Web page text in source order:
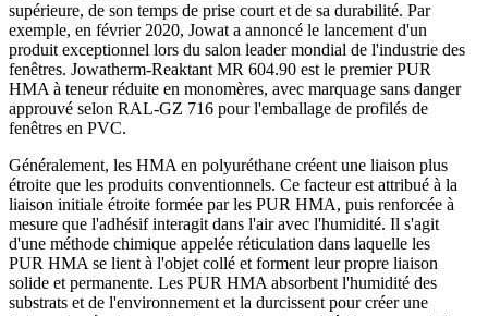
supérieure, de son temps de prise court et de sa durabilité. Par
exemple, en février 2020, Jowat a annoncé le lancement d'un
produit exceptionnel lors du salon leader mondial de l'industrie des
fenêtres. Jowatherm-Reaktant MR 604.90 est le premier PUR
HMA à teneur réduite en monomères, avec marquage sans danger
approuvé selon RAL-GZ 716 pour l'emballage de profilés de
fenêtres en PVC.
Généralement, les HMA en polyuréthane créent une liaison plus
étroite que les produits conventionnels. Ce facteur est attribué à la
liaison initiale étroite formée par les PUR HMA, puis renforcée à
mesure que l'adhésif interagit dans l'air avec l'humidité. Il s'agit
d'une méthode chimique appelée réticulation dans laquelle les
PUR HMA se lient à l'objet collé et forment leur propre liaison
solide et permanente. Les PUR HMA absorbent l'humidité des
substrats et de l'environnement et la durcissent pour créer une